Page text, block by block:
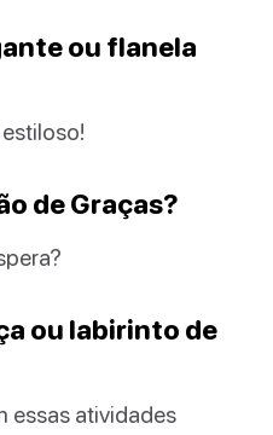
ou flanela
de Graças?
ou labirinto de
essas atividades